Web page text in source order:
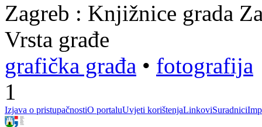
Zagreb : Knjižnice grada
Vrsta građe
grafička građa • fotografija
1
Izjava o pristupačnostiO portaluUvjeti korištenjaLinkoviSuradnici